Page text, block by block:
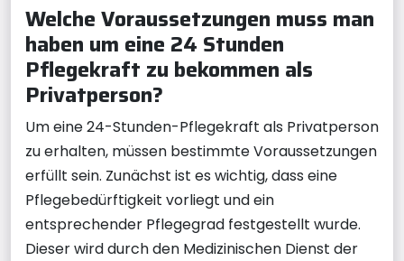
Welche Voraussetzungen muss man
haben um eine 24 Stunden
Pflegekraft zu bekommen als
Privatperson?
Um eine 24-Stunden-Pflegekraft als Privatperson
zu erhalten, müssen bestimmte Voraussetzungen
erfüllt sein. Zunächst ist es wichtig, dass eine
Pflegebedürftigkeit vorliegt und ein
entsprechender Pflegegrad festgestellt wurde.
Dieser wird durch den Medizinischen Dienst der